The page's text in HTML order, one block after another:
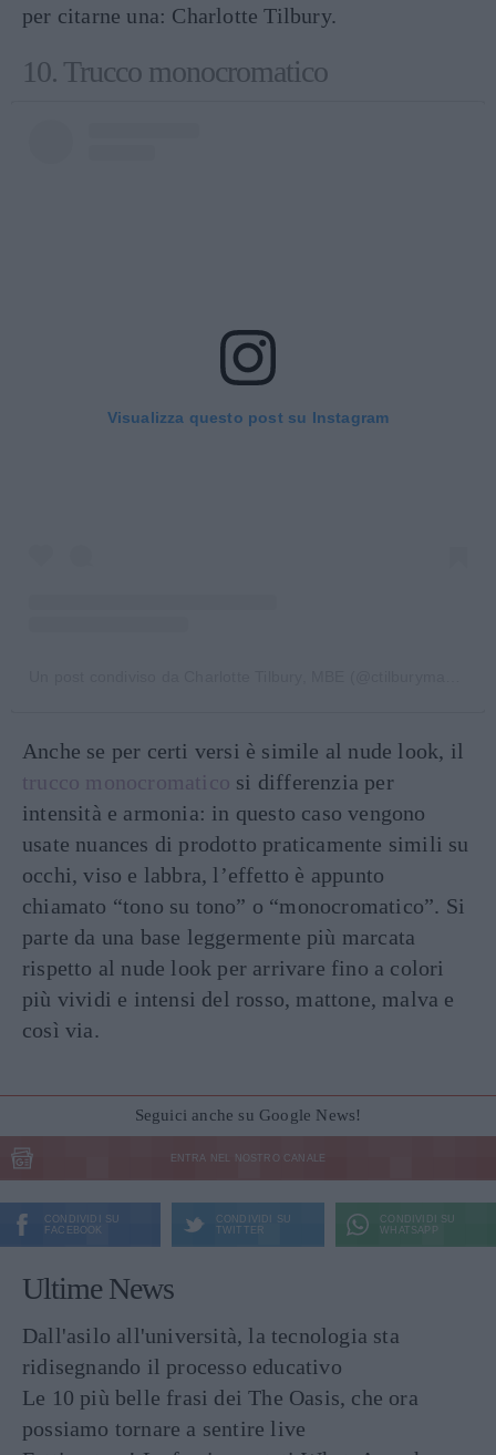
per citarne una: Charlotte Tilbury.
10. Trucco monocromatico
Visualizza questo post su Instagram
Anche se per certi versi è simile al nude look, il
trucco monocromatico si differenzia per
intensità e armonia: in questo caso vengono
usate nuances di prodotto praticamente simili su
occhi, viso e labbra, l’effetto è appunto
chiamato “tono su tono” o “monocromatico”. Si
parte da una base leggermente più marcata
rispetto al nude look per arrivare fino a colori
più vividi e intensi del rosso, mattone, malva e
così via.
Seguici anche su Google News!
ENTRA NEL NOSTRO CANALE
CONDIVIDI SU
FACEBOOK
CONDIVIDI SU
TWITTER
CONDIVIDI SU
WHATSAPP
Ultime News
Dall'asilo all'università, la tecnologia sta
ridisegnando il processo educativo
Le 10 più belle frasi dei The Oasis, che ora
possiamo tornare a sentire live